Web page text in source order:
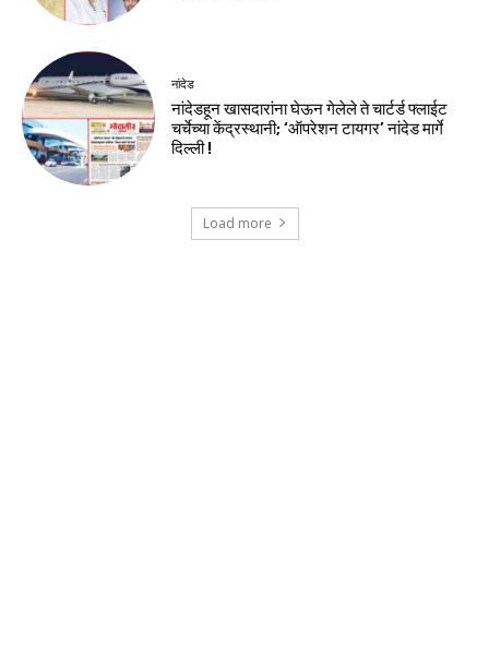
नांदेड
नांदेडहून खासदारांना घेऊन गेलेले ते चार्टर्ड फ्लाईट
चर्चेच्या केंद्रस्थानी; ‘ऑपरेशन टायगर’ नांदेड मार्गे
दिल्ली !
Load more